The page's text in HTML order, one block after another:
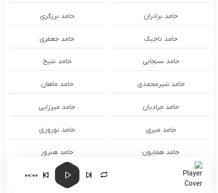
حامد برادران حامد برزگری
حامد تاجیک حامد جعفری
حامد سنجابی حامد شیخ
حامد شیرمحمدی حامد ماهان
حامد مرادیان حامد میرزایی
حامد میری حامد نوروزی
حامد همایون حامد هنرور
حامد یوسفی 00:00